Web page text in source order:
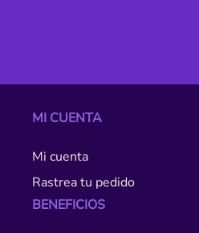
MI CUENTA
Mi cuenta
Rastrea tu pedido
BENEFICIOS